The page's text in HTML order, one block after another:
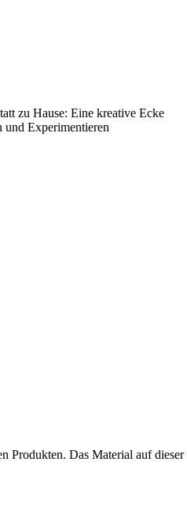
zu Hause: Eine kreative Ecke
und Experimentieren
Produkten. Das Material auf dieser